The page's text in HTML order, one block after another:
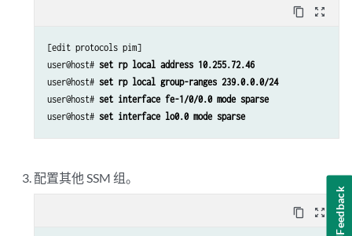
content_copy zoom_out_map
[edit protocols pim]
user@host# set rp local address 10.255.72.46
user@host# set rp local group-ranges 239.0.0.0/24
user@host# set interface fe-1/0/0.0 mode sparse
user@host# set interface lo0.0 mode sparse
配置其他 SSM 组。
content_copy zoom_out_map Feedback